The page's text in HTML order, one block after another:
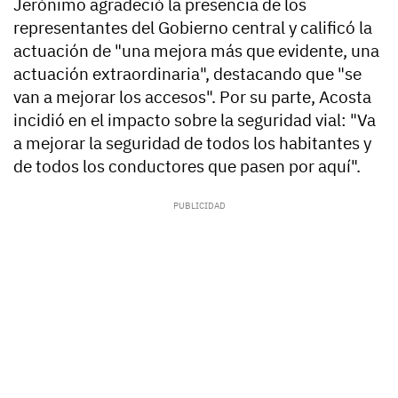
Jerónimo agradeció la presencia de los
representantes del Gobierno central y calificó la
actuación de "una mejora más que evidente, una
actuación extraordinaria", destacando que "se
van a mejorar los accesos". Por su parte, Acosta
incidió en el impacto sobre la seguridad vial: "Va
a mejorar la seguridad de todos los habitantes y
de todos los conductores que pasen por aquí".